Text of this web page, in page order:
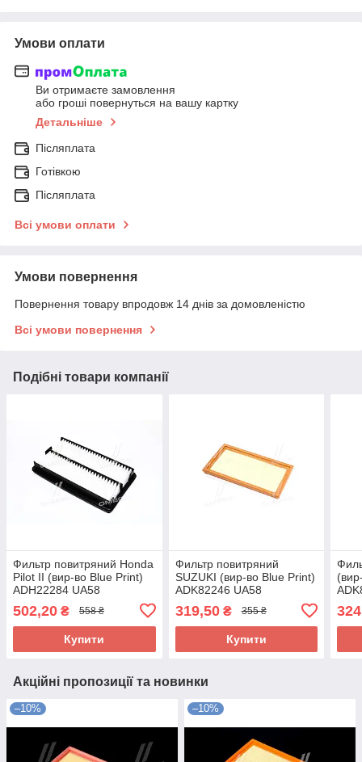
Умови оплати
Ви отримаєте замовлення
або гроші повернуться на вашу картку
Детальніше
Післяплата
Готівкою
Післяплата
Всі умови оплати
Умови повернення
Повернення товару впродовж 14 днів за домовленістю
Всі умови повернення
Подібні товари компанії
Фильтр повитряний Honda
Pilot II (вир-во Blue Print)
ADH22284 UA58
502,20 ₴ 558 ₴
Купити
Фильтр повитряний
SUZUKI (вир-во Blue Print)
ADK82246 UA58
319,50₴ 355 ₴
Купити
Акційні пропозиції та новинки
–10% –10%